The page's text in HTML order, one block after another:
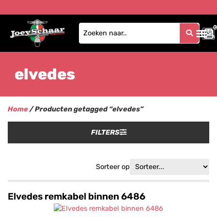
0
0
elvedes
Home/ Producten getagged “elvedes”
FILTERS
Sorteer op
Elvedes remkabel binnen 6486